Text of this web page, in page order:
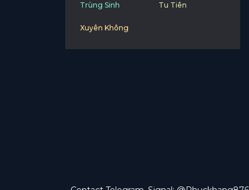
Trùng Sinh Tu Tiên
Xuyên Không